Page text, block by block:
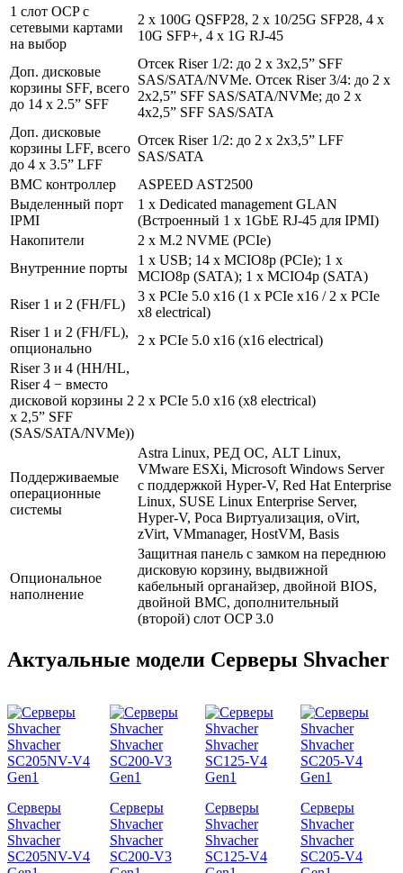
1 слот OCP с
сетевыми картами
на выбор
2 x 100G QSFP28, 2 x 10/25G SFP28, 4 x
10G SFP+, 4 x 1G RJ-45
Доп. дисковые
корзины SFF, всего
до 14 x 2.5” SFF
Отсек Riser 1/2: до 2 x 3x2,5” SFF
SAS/SATA/NVMe. Отсек Riser 3/4: до 2 x
2x2,5” SFF SAS/SATA/NVMe; до 2 x
4x2,5” SFF SAS/SATA
Доп. дисковые
корзины LFF, всего
до 4 x 3.5” LFF
Отсек Riser 1/2: до 2 x 2x3,5” LFF
SAS/SATA
ВМС контроллер
ASPEED AST2500
Выделенный порт
IPMI
1 x Dedicated management GLAN
(Встроенный 1 х 1GbE RJ-45 для IPMI)
Накопители
2 x M.2 NVME (PCIe)
Внутренние порты
1 x USB; 14 x MCIO8p (PCIe); 1 x
MCIO8p (SATA); 1 x MCIO4p (SATA)
Riser 1 и 2 (FH/FL)
3 x PCIe 5.0 x16 (1 x PCIe x16 / 2 x PCIe
x8 electrical)
Riser 1 и 2 (FH/FL),
опционально
2 x PCIe 5.0 x16 (x16 electrical)
Riser 3 и 4 (HH/HL,
Riser 4 − вместо
дисковой корзины 2
x 2,5” SFF
(SAS/SATA/NVMe))
2 x PCIe 5.0 x16 (x8 electrical)
Поддерживаемые
операционные
системы
Astra Linux, РЕД ОС, ALT Linux,
VMware ESXi, Microsoft Windows Server
с поддержкой Hyper-V, Red Hat Enterprise
Linux, SUSE Linux Enterprise Server,
Hyper-V, Роса Виртуализация, oVirt,
zVirt, VMmanager, HostVM, Basis
Опциональное
наполнение
Защитная панель с замком на переднюю
дисковую корзину, выдвижной
кабельный органайзер, двойной BIOS,
двойной BMC, дополнительный
(второй) слот OCP 3.0
Актуальные модели Серверы Shvacher
Серверы
Shvacher
Shvacher
SC205NV-V4
Серверы
Shvacher
Shvacher
SC200-V3
Серверы
Shvacher
Shvacher
SC125-V4
Серверы
Shvacher
Shvacher
SC205-V4